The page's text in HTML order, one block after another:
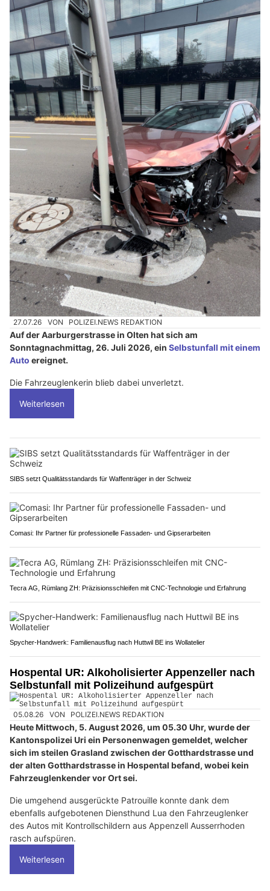
27.07.26 VON POLIZEI.NEWS REDAKTION
Auf der Aarburgerstrasse in Olten hat sich am
Sonntagnachmittag, 26. Juli 2026, ein Selbstunfall mit einem
Auto ereignet.
Die Fahrzeuglenkerin blieb dabei unverletzt.
Weiterlesen
SIBS setzt Qualitätsstandards für Waffenträger in der Schweiz
Comasi: Ihr Partner für professionelle Fassaden- und Gipserarbeiten
Tecra AG, Rümlang ZH: Präzisionsschleifen mit CNC-Technologie und Erfahrung
Spycher-Handwerk: Familienausflug nach Huttwil BE ins Wollatelier
Hospental UR: Alkoholisierter Appenzeller nach
Selbstunfall mit Polizeihund aufgespürt
05.08.26 VON POLIZEI.NEWS REDAKTION
Heute Mittwoch, 5. August 2026, um 05.30 Uhr, wurde der
Kantonspolizei Uri ein Personenwagen gemeldet, welcher
sich im steilen Grasland zwischen der Gotthardstrasse und
der alten Gotthardstrasse in Hospental befand, wobei kein
Fahrzeuglenkender vor Ort sei.
Die umgehend ausgerückte Patrouille konnte dank dem
ebenfalls aufgebotenen Diensthund Lua den Fahrzeuglenker
des Autos mit Kontrollschildern aus Appenzell Ausserrhoden
rasch aufspüren.
Weiterlesen